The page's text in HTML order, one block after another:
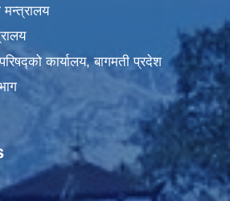
कार्यालय, बागमती प्रदेश